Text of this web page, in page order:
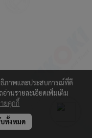
ธิภาพและประสบการณ์ที่ดี
านรายละเอียดเพิ่มเติม
ยคุกกี้
ทั้งหมด